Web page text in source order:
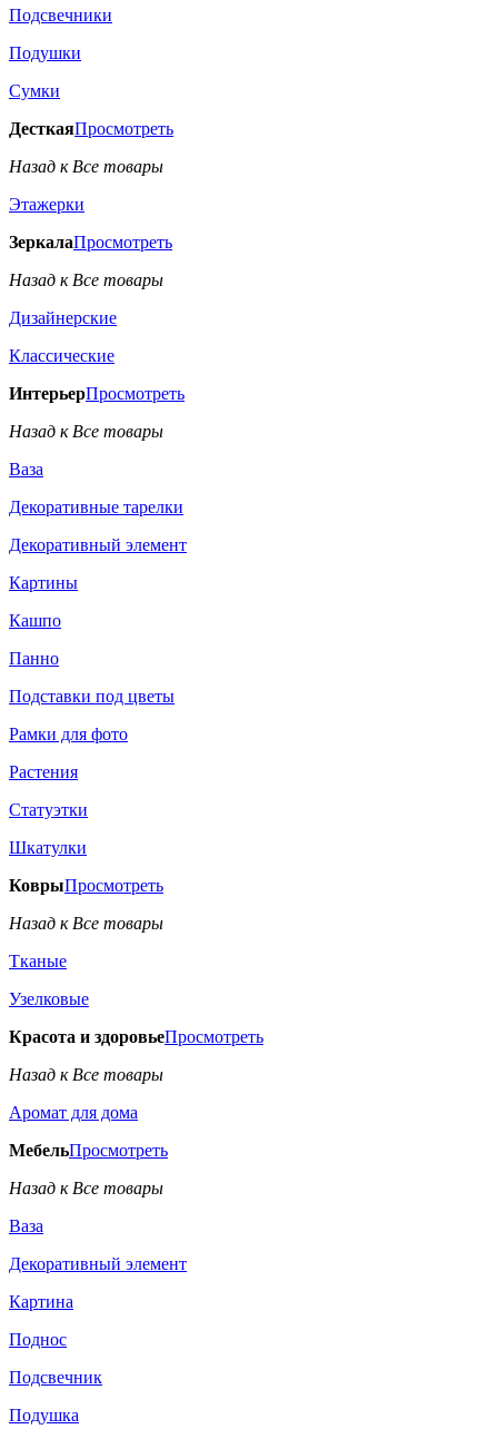
Подсвечники
Подушки
Сумки
ДесткаяПросмотреть
Назад к Все товары
Этажерки
ЗеркалаПросмотреть
Назад к Все товары
Дизайнерские
Классические
ИнтерьерПросмотреть
Назад к Все товары
Ваза
Декоративные тарелки
Декоративный элемент
Картины
Кашпо
Панно
Подставки под цветы
Рамки для фото
Растения
Статуэтки
Шкатулки
КоврыПросмотреть
Назад к Все товары
Тканые
Узелковые
Красота и здоровьеПросмотреть
Назад к Все товары
Аромат для дома
МебельПросмотреть
Назад к Все товары
Ваза
Декоративный элемент
Картина
Поднос
Подсвечник
Подушка